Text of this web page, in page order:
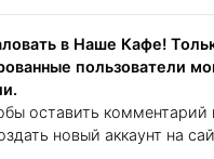
в Наше Кафе!
пользователи
оставить
новый аккаунт на